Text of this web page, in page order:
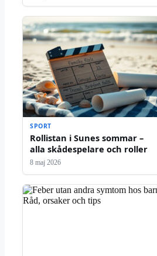
SPORT
Rollistan i Sunes sommar –
alla skådespelare och roller
8 maj 2026